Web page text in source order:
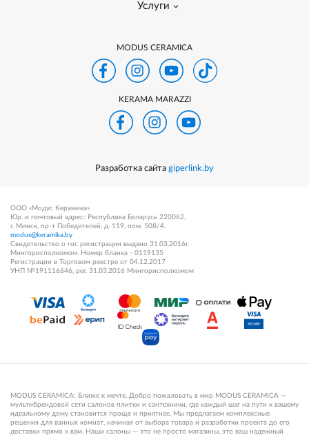
Услуги
MODUS CERAMICA
KERAMA MARAZZI
Разработка сайта giperlink.by
ООО «Модус Керамика»
Юр. и почтовый адрес: Республика Беларусь 220062,
г. Минск, пр-т Победителей, д. 119, пом. 508/4.
modus@keramika.by
Свидетельство о гос регистрации выдано 31.03.2016г.
Мингорисполкомом. Номер бланка - 0119135
Регистрации в Торговом реестре от 04.12.2017
УНП №191116646, рег. 31.03.2016 Мингорисполкомом
MODUS CERAMICA: Ближе к мечте. Добро пожаловать в мир MODUS CERAMICA —
мультибрендовой сети салонов плитки и сантехники, где каждый шаг на пути к вашему
идеальному дому становится проще и приятнее. Мы предлагаем комплексные
решения для ванных комнат, начиная от выбора товара и разработки проекта до его
доставки прямо к вам. Наши салоны — это не просто магазины, это ваш надежный